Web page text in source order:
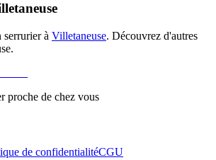
serrurier à Villetaneuse. Découvrez d'autres
.
proche de chez vous
de confidentialitéCGU